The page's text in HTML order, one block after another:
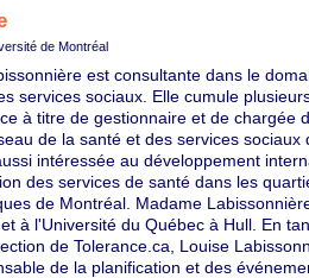
de Montréal
est consultante dans le
services sociaux. Elle cumule
à titre de gestionnaire et de chargée
de la santé et des services sociaux
intéressée au développement
des services de santé dans les
de Montréal. Madame
à l'Université du Québec à Hull. En
de Tolerance.ca, Louise
de la planification et des